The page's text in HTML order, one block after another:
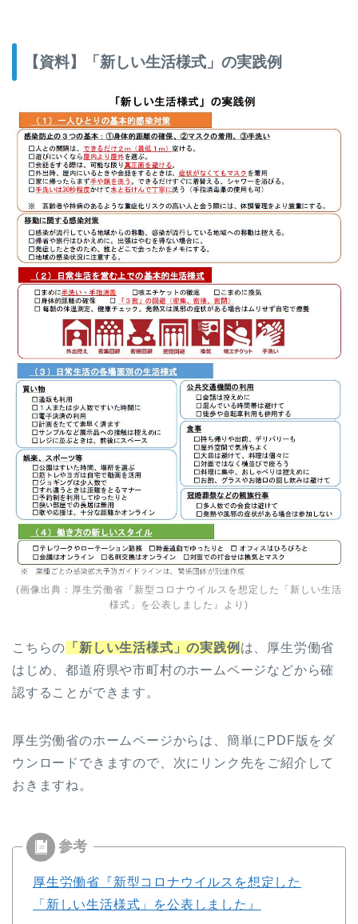
【資料】「新しい生活様式」の実践例
(画像出典： 厚生労働省『新型コロナウイルスを想定した「新しい生活
様式」を公表しました』
より)
こちらの 「新しい生活様式」の実践例 は、厚生労働省
はじめ、都道府県や市町村のホームページなどから確
認することができます。
厚生労働省のホームページからは、簡単にPDF版をダ
ウンロードできますので、次にリンク先をご紹介して
おきますね。
厚生労働省『新型コロナウイルスを想定した
「新しい生活様式」を公表しました』